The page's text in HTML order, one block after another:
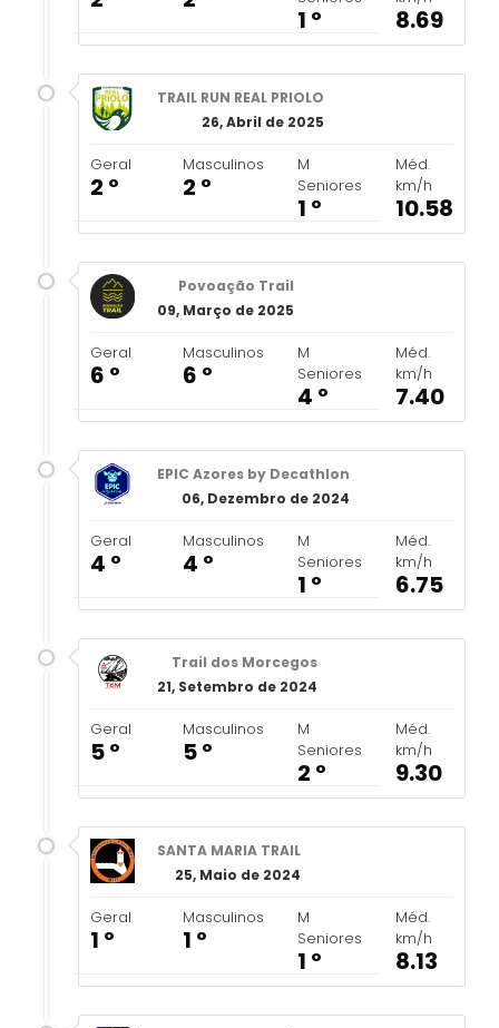
1 º 8.69
TRAIL RUN REAL PRIOLO
26, Abril de 2025
Geral
2 º
Masculinos
2 º
M
Seniores
1 º
Méd.
km/h
10.58
Povoação Trail
09, Março de 2025
Geral
6 º
Masculinos
6 º
M
Seniores
4 º
Méd.
km/h
7.40
EPIC Azores by Decathlon
06, Dezembro de 2024
Geral
4 º
Masculinos
4 º
M
Seniores
1 º
Méd.
km/h
6.75
Trail dos Morcegos
21, Setembro de 2024
Geral
5 º
Masculinos
5 º
M
Seniores
2 º
Méd.
km/h
9.30
SANTA MARIA TRAIL
25, Maio de 2024
Geral
1 º
Masculinos
1 º
M
Seniores
1 º
Méd.
km/h
8.13